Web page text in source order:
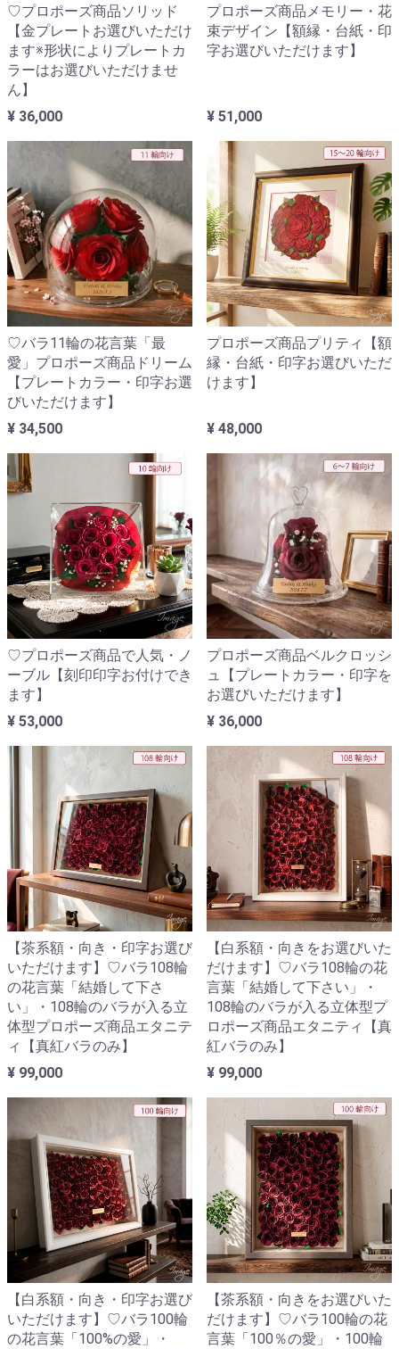
♡プロポーズ商品ソリッド
【金プレートお選びいただけ
ます※形状によりプレートカ
ラーはお選びいただけませ
ん】
¥ 36,000
プロポーズ商品メモリー・花
束デザイン【額縁・台紙・印
字お選びいただけます】
¥ 51,000
♡バラ11輪の花言葉「最
愛」プロポーズ商品ドリーム
【プレートカラー・印字お選
びいただけます】
¥ 34,500
プロポーズ商品プリティ【額
縁・台紙・印字お選びいただ
けます】
¥ 48,000
♡プロポーズ商品で人気・ノ
ーブル【刻印印字お付けでき
ます】
¥ 53,000
プロポーズ商品ベルクロッシ
ュ【プレートカラー・印字を
お選びいただけます】
¥ 36,000
【茶系額・向き・印字お選び
いただけます】♡バラ108輪
の花言葉「結婚して下さ
い」・108輪のバラが入る立
体型プロポーズ商品エタニテ
ィ【真紅バラのみ】
¥ 99,000
【白系額・向きをお選びいた
だけます】♡バラ108輪の花
言葉「結婚して下さい」・
108輪のバラが入る立体型プ
ロポーズ商品エタニティ【真
紅バラのみ】
¥ 99,000
【白系額・向き・印字お選び
いただけます】♡バラ100輪
の花言葉「100%の愛」・
【茶系額・向きをお選びいた
だけます】♡バラ100輪の花
言葉「100％の愛」・100輪